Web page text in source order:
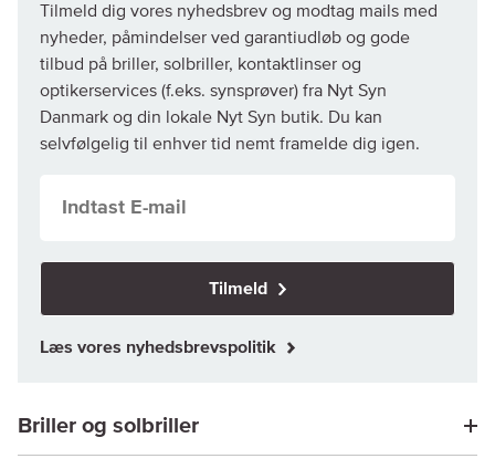
Tilmeld dig vores nyhedsbrev og modtag mails med
nyheder, påmindelser ved garantiudløb og gode
tilbud på briller, solbriller, kontaktlinser og
optikerservices (f.eks. synsprøver) fra Nyt Syn
Danmark og din lokale Nyt Syn butik. Du kan
selvfølgelig til enhver tid nemt framelde dig igen.
Tilmeld
Læs vores nyhedsbrevspolitik
Briller og solbriller